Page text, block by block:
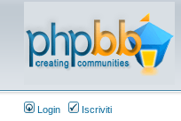
Login Iscriviti